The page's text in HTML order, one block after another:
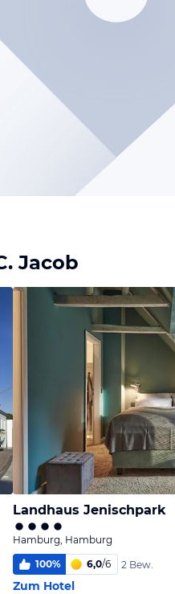
Jacob
Landhaus Jenischpark
Hamburg, Hamburg
100% 6,0/6 2 Bew.
Zum Hotel